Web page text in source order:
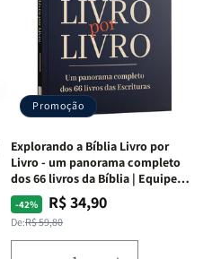
NVA
Capa
Dura
|
|
NVA
|
Capa
Dura
|
Promoção
Explorando a Bíblia Livro por
Livro - um panorama completo
dos 66 livros da Bíblia | Equipe
teológica Penkal
-42%
Preço
normal
De:R$ 59,80
Preço
promocional
R$ 34,90